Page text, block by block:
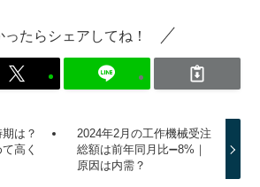
ったらシェアしてね！
は？
高く
2024年2月の工作機械受注
総額は前年同月比➖8%｜
原因は内需？